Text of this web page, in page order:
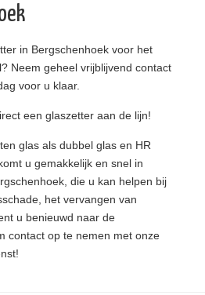
in Bergschenhoek voor het
Neem geheel vrijblijvend contact
voor u klaar.
een glaszetter aan de lijn!
glas als dubbel glas en HR
u gemakkelijk en snel in
die u kan helpen bij
het vervangen van
u benieuwd naar de
contact op te nemen met onze